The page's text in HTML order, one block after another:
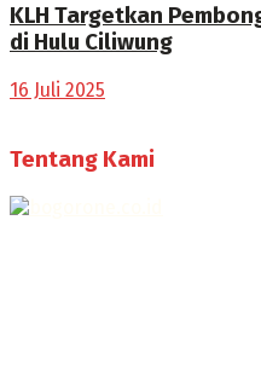
KLH Targetkan
di Hulu Ciliwung
16 Juli 2025
Tentang Kami